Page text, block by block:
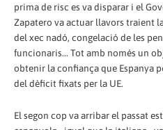
prima de risc es va disparar i el
Zapatero va actuar llavors traient
del xec nadó, congelació de les
funcionaris... Tot amb només un
obtenir la confiança que Espanya
del dèficit fixats per la UE.
El segon cop va arribar el passat